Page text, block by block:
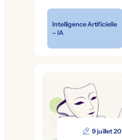
Intelligence Artificielle
– IA
9 juillet